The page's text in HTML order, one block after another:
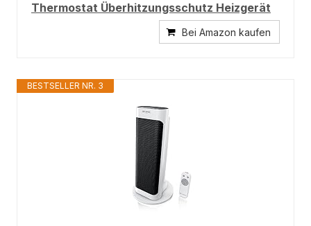
Thermostat Überhitzungsschutz Heizgerät
Bei Amazon kaufen
BESTSELLER NR. 3